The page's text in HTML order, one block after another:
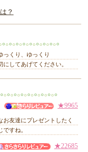
？
っくり、ゆっくり
してあげてください。
★9965
友達にプレゼントしたく
すね。
★22685